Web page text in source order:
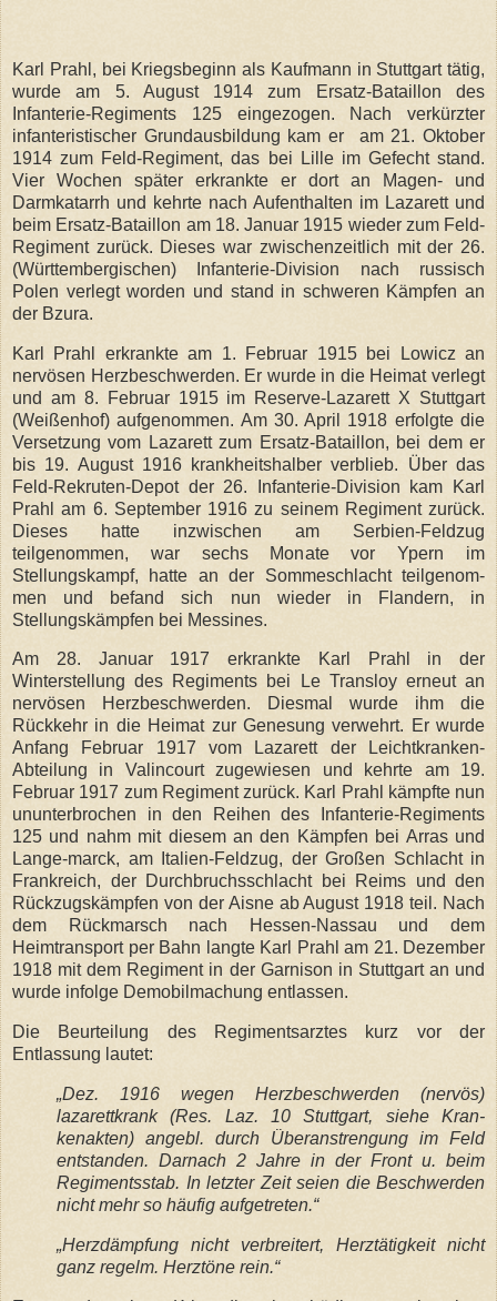
Karl Prahl, bei Kriegsbeginn als Kaufmann in Stuttgart tätig,
wurde am 5. August 1914 zum Ersatz-Bataillon des
Infanterie-Regiments 125 eingezogen. Nach verkürzter
infanteristischer Grundausbildung kam er am 21. Oktober
1914 zum Feld-Regiment, das bei Lille im Gefecht stand.
Vier Wochen später erkrankte er dort an Magen- und
Darmkatarrh und kehrte nach Aufenthalten im Lazarett und
beim Ersatz-Bataillon am 18. Januar 1915 wieder zum Feld-
Regiment zurück. Dieses war zwischenzeitlich mit der 26.
(Württembergischen) Infanterie-Division nach russisch
Polen verlegt worden und stand in schweren Kämpfen an
der Bzura.
Karl Prahl erkrankte am 1. Februar 1915 bei Lowicz an
nervösen Herzbeschwerden. Er wurde in die Heimat verlegt
und am 8. Februar 1915 im Reserve-Lazarett X Stuttgart
(Weißenhof) aufgenommen. Am 30. April 1918 erfolgte die
Versetzung vom Lazarett zum Ersatz-Bataillon, bei dem er
bis 19. August 1916 krankheitshalber verblieb. Über das
Feld-Rekruten-Depot der 26. Infanterie-Division kam Karl
Prahl am 6. September 1916 zu seinem Regiment zurück.
Dieses hatte inzwischen am Serbien-Feldzug
teilgenommen, war sechs Monate vor Ypern im
Stellungskampf, hatte an der Sommeschlacht teilgenom-
men und befand sich nun wieder in Flandern, in
Stellungskämpfen bei Messines.
Am 28. Januar 1917 erkrankte Karl Prahl in der
Winterstellung des Regiments bei Le Transloy erneut an
nervösen Herzbeschwerden. Diesmal wurde ihm die
Rückkehr in die Heimat zur Genesung verwehrt. Er wurde
Anfang Februar 1917 vom Lazarett der Leichtkranken-
Abteilung in Valincourt zugewiesen und kehrte am 19.
Februar 1917 zum Regiment zurück. Karl Prahl kämpfte nun
ununterbrochen in den Reihen des Infanterie-Regiments
125 und nahm mit diesem an den Kämpfen bei Arras und
Lange-marck, am Italien-Feldzug, der Großen Schlacht in
Frankreich, der Durchbruchsschlacht bei Reims und den
Rückzugskämpfen von der Aisne ab August 1918 teil. Nach
dem Rückmarsch nach Hessen-Nassau und dem
Heimtransport per Bahn langte Karl Prahl am 21. Dezember
1918 mit dem Regiment in der Garnison in Stuttgart an und
wurde infolge Demobilmachung entlassen.
Die Beurteilung des Regimentsarztes kurz vor der
Entlassung lautet:
„Dez. 1916 wegen Herzbeschwerden (nervös)
lazarettkrank (Res. Laz. 10 Stuttgart, siehe Kran-
kenakten) angebl. durch Überanstrengung im Feld
entstanden. Darnach 2 Jahre in der Front u. beim
Regimentsstab. In letzter Zeit seien die Beschwerden
nicht mehr so häufig aufgetreten.“
„Herzdämpfung nicht verbreitert, Herztätigkeit nicht
ganz regelm. Herztöne rein.“